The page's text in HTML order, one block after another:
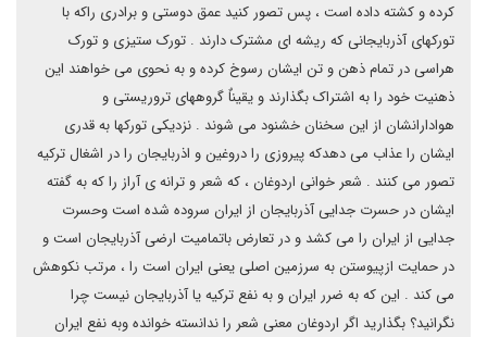
کرده و کشته داده است ، پس تصور کنید عمق دوستی و برادری راکه با
تورکهای آذربایجانی که ریشه ای مشترک دارند . تورک ستیزی و تورک
هراسی در تمام ذهن و تن ایشان رسوخ کرده و به نحوی می خواهند این
ذهنیت خود را به اشتراک بگذارند و یقیناٌ گروههای تروریستی و
هوادارانشان از این سخنان خشنود می شوند . نزدیکی تورکها به قدری
ایشان را عذاب می دهدکه پیروزی را دروغین و اذربایجان را در اشغال ترکیه
تصور می کنند . شعر خوانی اردوغان ، که شعر و ترانه ی آراز را که به گفته
ایشان در حسرت جدایی آذربایجان از ایران سروده شده است وحسرت
جدایی از ایران را می کشد و در تعارض باتمامیت ارضی آذربایجان است و
در حمایت ازپیوستن به سرزمین اصلی یعنی ایران است را ، مرتب نکوهش
می کند . این که به ضرر ایران و به نفع ترکیه یا آذربایجان نیست چرا
نگرانید؟ بگذارید اگر اردوغان معنی شعر را ندانسته خوانده وبه نفع ایران